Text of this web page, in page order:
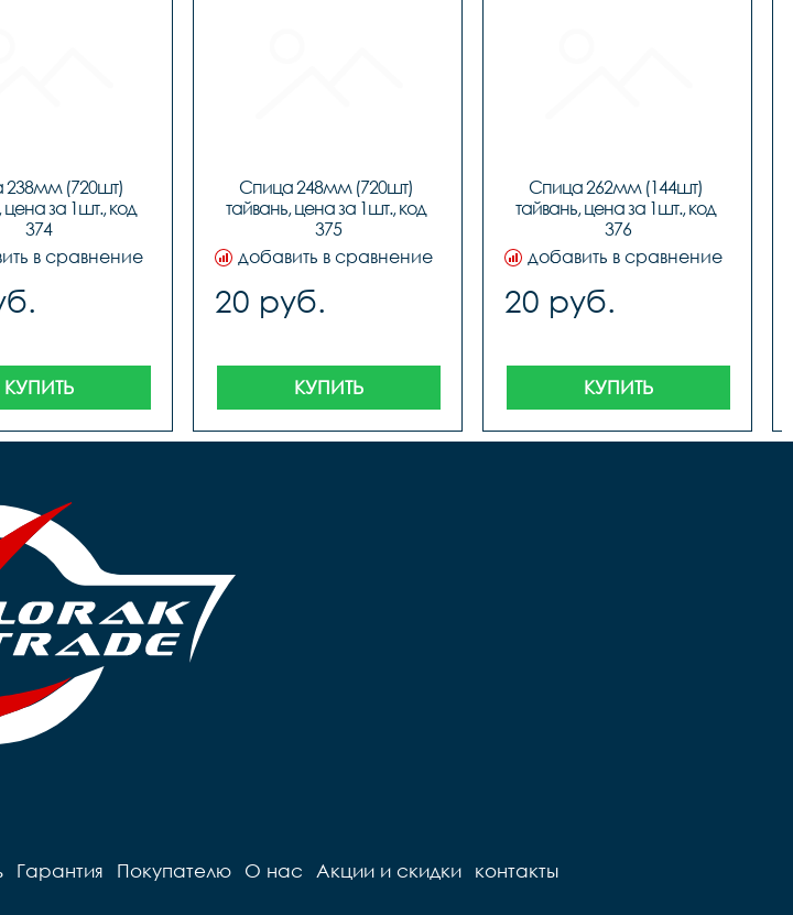
238мм (720шт)
цена за 1шт., код
374
в сравнение
КУПИТЬ
Спица 248мм (720шт)
тайвань, цена за 1шт., код
375
добавить в сравнение
20 руб.
КУПИТЬ
Спица 262мм (144шт)
тайвань, цена за 1шт., код
376
добавить в сравнение
20 руб.
КУПИТЬ
Гарантия Покупателю О нас Акции и скидки контакты